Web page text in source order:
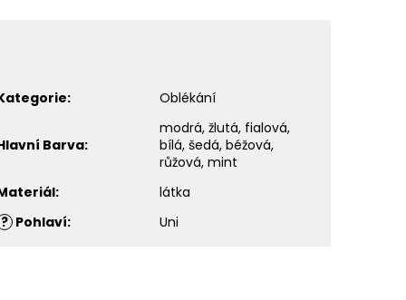
: Oblékání
Barva:
modrá, žlutá, fialová,
bílá, šedá, béžová,
růžová, mint
:
látka
? Pohlaví: Uni